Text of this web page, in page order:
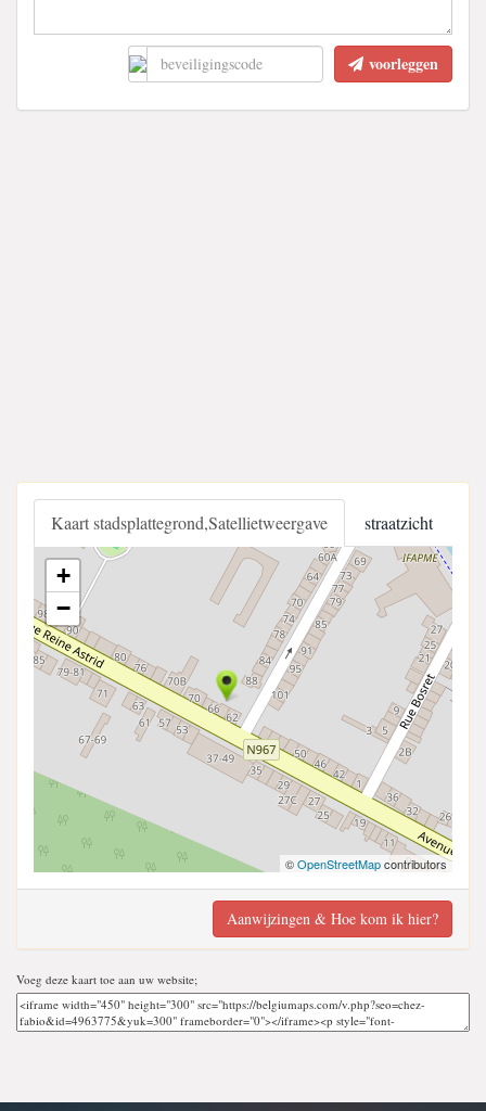
voorleggen
Kaart stadsplattegrond,Satellietweergave straatzicht
+
−
©OpenStreetMapcontributors
Aanwijzingen & Hoe kom ik hier?
Voeg deze kaart toe aan uw website;